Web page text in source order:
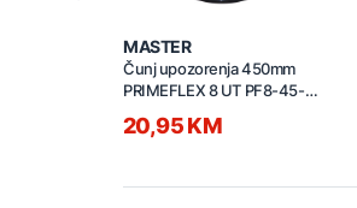
MASTER
Čunj upozorenja 450mm
PRIMEFLEX 8 UT PF8-45-
BK-ST crno-sivi
20,95 KM